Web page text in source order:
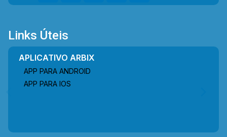
Links Úteis
APLICATIVO ARBIX
APP PARA ANDROID
APP PARA IOS